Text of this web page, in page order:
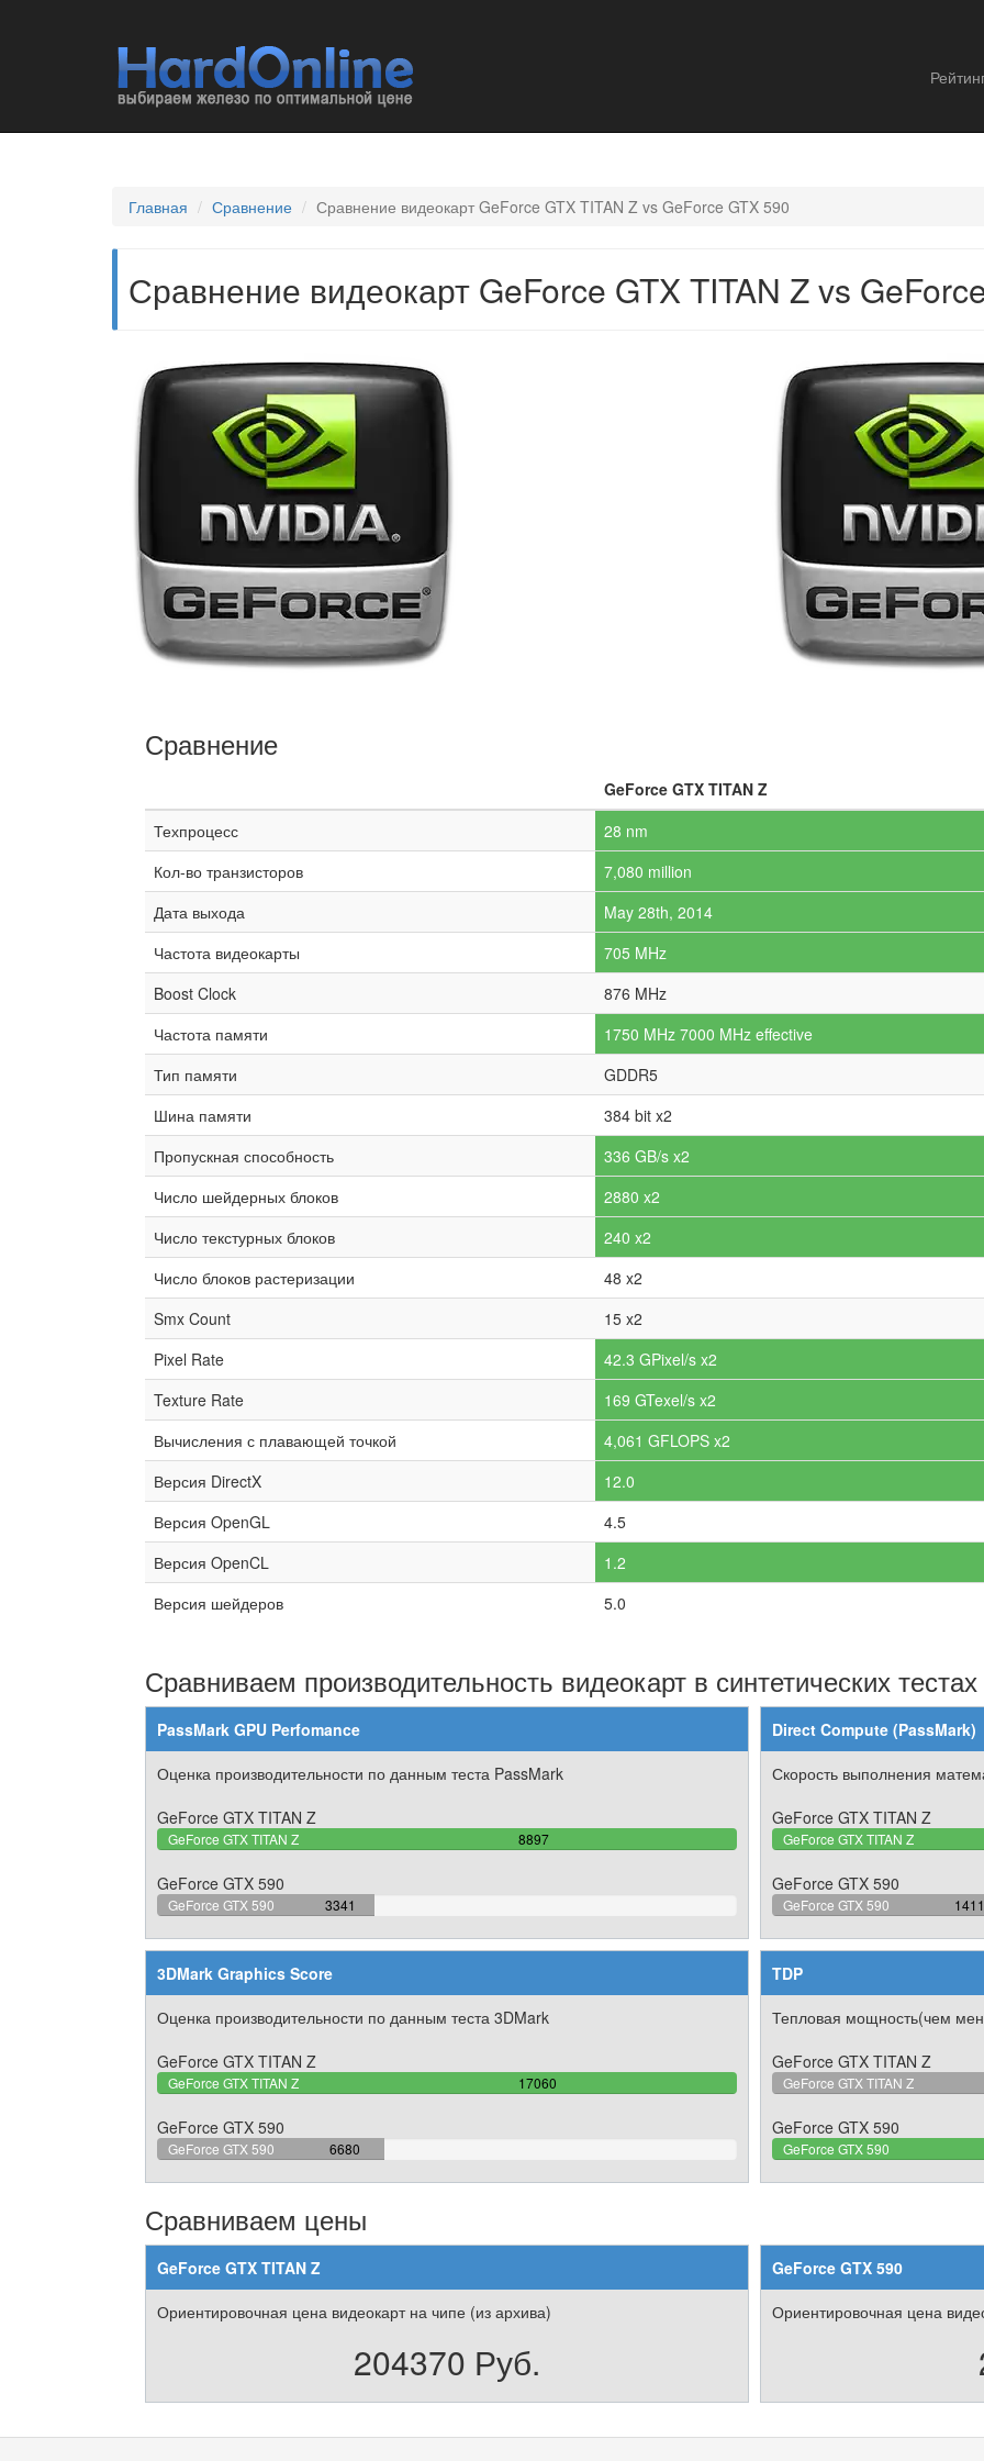
Главная Сравнение Сравнение видеокарт GeForce GTX TITAN Z vs GeForce GTX 590
Сравнение видеокарт GeForce GTX TITAN Z vs
Сравнение
GeForce GTX TITAN Z
Техпроцесс
28 nm
Кол-во транзисторов
7,080 million
Дата выхода
May 28th, 2014
Частота видеокарты
705 MHz
Boost Clock
876 MHz
Частота памяти
1750 MHz 7000 MHz effective
Тип памяти
GDDR5
Шина памяти
384 bit x2
Пропускная способность
336 GB/s x2
Число шейдерных блоков
2880 x2
Число текстурных блоков
240 x2
Число блоков растеризации
48 x2
Smx Count
15 x2
Pixel Rate
42.3 GPixel/s x2
Texture Rate
169 GTexel/s x2
Вычисления с плавающей точкой
4,061 GFLOPS x2
Версия DirectX
12.0
Версия OpenGL
4.5
Версия OpenCL
1.2
Версия шейдеров
5.0
Сравниваем производительность видеокарт в синтетических тестах
PassMark GPU Perfomance
Оценка производительности по данным теста PassMark
GeForce GTX TITAN Z
GeForce GTX TITAN Z 8897
100%
GeForce GTX 590
GeForce GTX 590 3341
37.551983814769%
3DMark Graphics Score
Оценка производительности по данным теста 3DMark
GeForce GTX TITAN Z
GeForce GTX TITAN Z 17060
100%
GeForce GTX 590
GeForce GTX 590 6680
39.15592028136%
Direct Compute (PassMark)
Скорость выполнения
GeForce GTX TITAN Z
GeForce GTX TITAN Z
GeForce GTX 590
GeForce GTX 590 1411
TDP
Тепловая мощность(чем
GeForce GTX TITAN Z
GeForce GTX TITAN Z
GeForce GTX 590
GeForce GTX 590
Сравниваем цены
GeForce GTX TITAN Z
Ориентировочная цена видеокарт на чипе (из архива)
204370 Руб.
GeForce GTX 590
Ориентировочная цена